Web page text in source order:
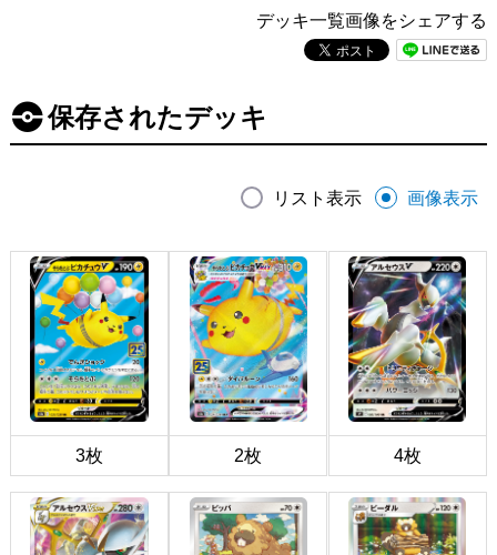
デッキ一覧画像をシェアする
保存されたデッキ
リスト表示 画像表示
3枚 2枚 4枚